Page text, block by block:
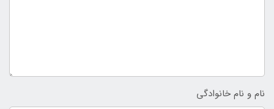
نام و نام خانوادگی